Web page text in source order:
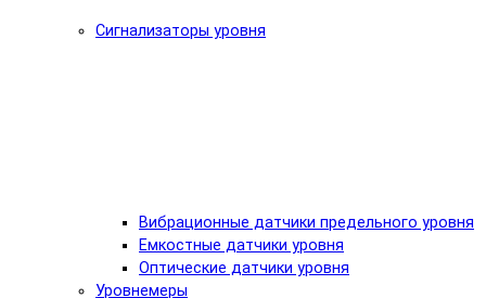
Сигнализаторы уровня
Вибрационные датчики предельного уровня
Емкостные датчики уровня
Оптические датчики уровня
Уровнемеры